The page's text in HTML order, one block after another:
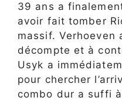
39 ans a
avoir fait tomber
massif. Verhoeven
décompte et à
Usyk a
pour chercher
combo dur a suffi